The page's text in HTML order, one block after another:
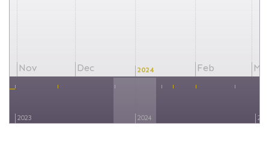
Nov Dec 2024 Feb
2023 2024